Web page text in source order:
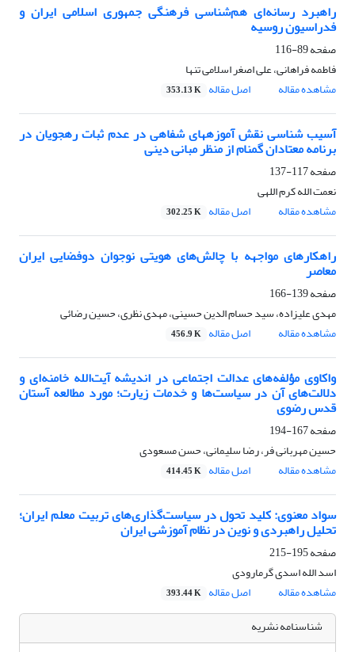
راهبرد رسانه‌ای هم‌شناسی فرهنگی جمهوری اسلامی ایران و
فدراسیون روسیه
صفحه89-116
فاطمه فراهانی، علی اصغر اسلامی تنها
مشاهده مقاله
اصل مقاله 353.13 K
آسیب شناسی نقش آموزه‏های شفاهی در عدم ثبات رهجویان در
برنامه معتادان گمنام از منظر مبانی دینی
صفحه117-137
نعمت الله کرم اللهی
مشاهده مقاله
اصل مقاله 302.25 K
راهکارهای مواجهه با چالش‌های هویتی نوجوان دوفضایی ایران
معاصر
صفحه139-166
مهدی علیزاده، سید حسام الدین حسینی، مهدی نظری، حسین رضائی
مشاهده مقاله
اصل مقاله 456.9 K
واکاوی مؤلفه‌های عدالت اجتماعی در اندیشه آیت‌الله خامنه‌ای و
دلالت‌های آن در سیاست‌ها و خدمات زیارت؛ مورد مطالعه آستان
قدس رضوی
صفحه167-194
حسین مهربانی فر، رضا سلیمانی، حسن مسعودی
مشاهده مقاله
اصل مقاله 414.45 K
سواد معنوی: کلید تحول در سیاست‌گذاری‌های تربیت معلم ایران؛
تحلیل راهبردی و نوین در نظام آموزشی ایران
صفحه195-215
اسد الله اسدی گرمارودی
مشاهده مقاله
اصل مقاله 393.44 K
شناسنامه نشریه